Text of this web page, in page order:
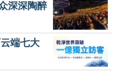
深深陶醉
端七大